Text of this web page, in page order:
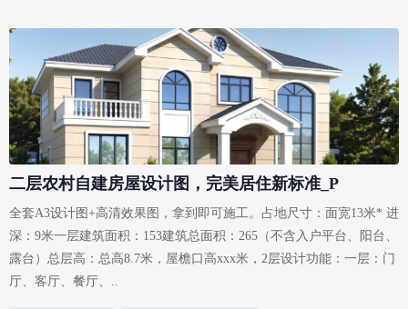
二层农村自建房屋设计图，完美居住新标准_P
全套A3设计图+高清效果图，拿到即可施工。占地尺寸：面宽13米* 进
深：9米一层建筑面积：153建筑总面积：265（不含入户平台、阳台、
露台）总层高：总高8.7米，屋檐口高xxx米，2层设计功能：一层：门
厅、客厅、餐厅、..